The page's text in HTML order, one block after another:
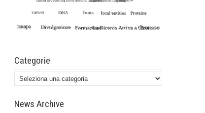
Categorie
Categorie
News Archive